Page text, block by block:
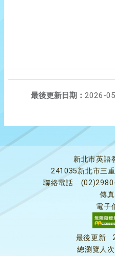
最後更新日期： 2026-
新北市英語
241035新北市三
聯絡電話
傳真
電子
最後更新
總瀏覽人次